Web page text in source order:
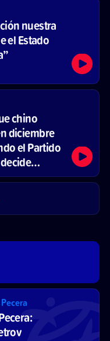
nuestra
el Estado
chino
diciembre
el Partido
abrirse al